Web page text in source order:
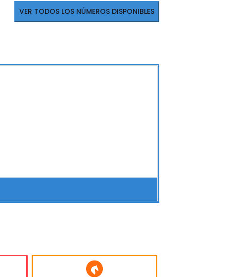
VER TODOS LOS NÚMEROS DISPONIBLES